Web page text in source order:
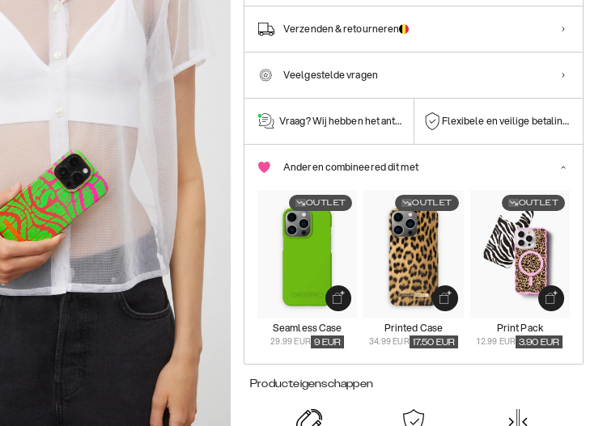
Verzenden & retourneren
Veelgestelde vragen
Vraag? Wij hebben het antwoord! Flexibele en veilige betalingen
Anderen combineered dit met
OUTLET
Seamless Case
29.99 EUR 9 EUR
OUTLET
Printed Case
34.99 EUR 17.50 EUR
OUTLET
Print Pack
12.99 EUR 3.90 EUR
Producteigenschappen